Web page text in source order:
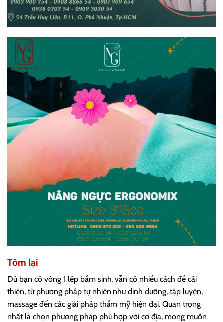
Tóm lại
Dù bạn có vòng 1 lép bẩm sinh, vẫn có nhiều cách để cải
thiện, từ phương pháp tự nhiên như dinh dưỡng, tập luyện,
massage đến các giải pháp thẩm mỹ hiện đại. Quan trọng
nhất là chọn phương pháp phù hợp với cơ địa, mong muốn